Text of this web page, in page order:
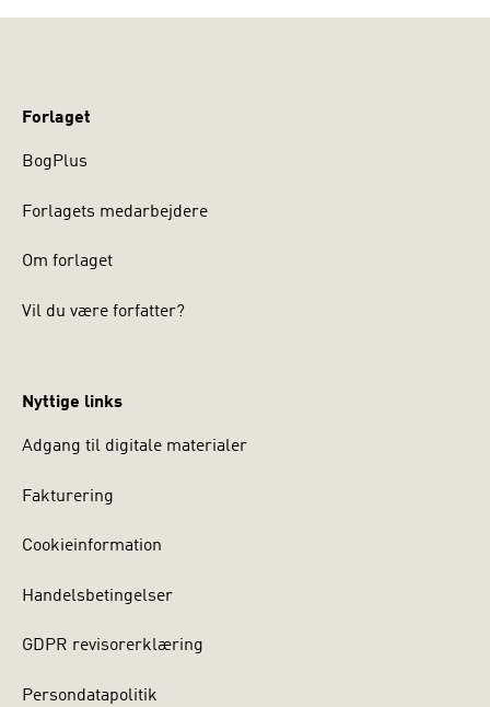
Forlaget
BogPlus
Forlagets medarbejdere
Om forlaget
Vil du være forfatter?
Nyttige links
Adgang til digitale materialer
Fakturering
Cookieinformation
Handelsbetingelser
GDPR revisorerklæring
Persondatapolitik